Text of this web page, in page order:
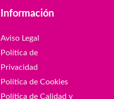
Información
Aviso Legal
Política de
Privacidad
Política de Cookies
Política de Calidad y